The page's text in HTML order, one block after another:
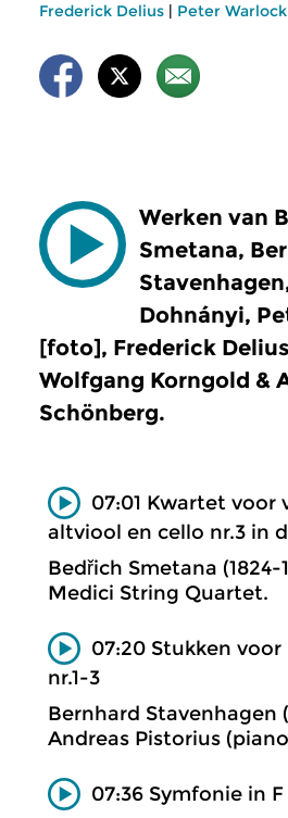
Frederick Delius | Peter Warlock
Werken van
Smetana,
Dohnányi,
[foto], Frederick
Wolfgang Korngold &
Schönberg.
07:01 Kwartet voor
altviool en cello nr.3 in
Bedřich Smetana (1824-
Medici String Quartet.
07:20 Stukken voor
nr.1-3
Bernhard Stavenhagen
Andreas Pistorius
07:36 Symfonie in F